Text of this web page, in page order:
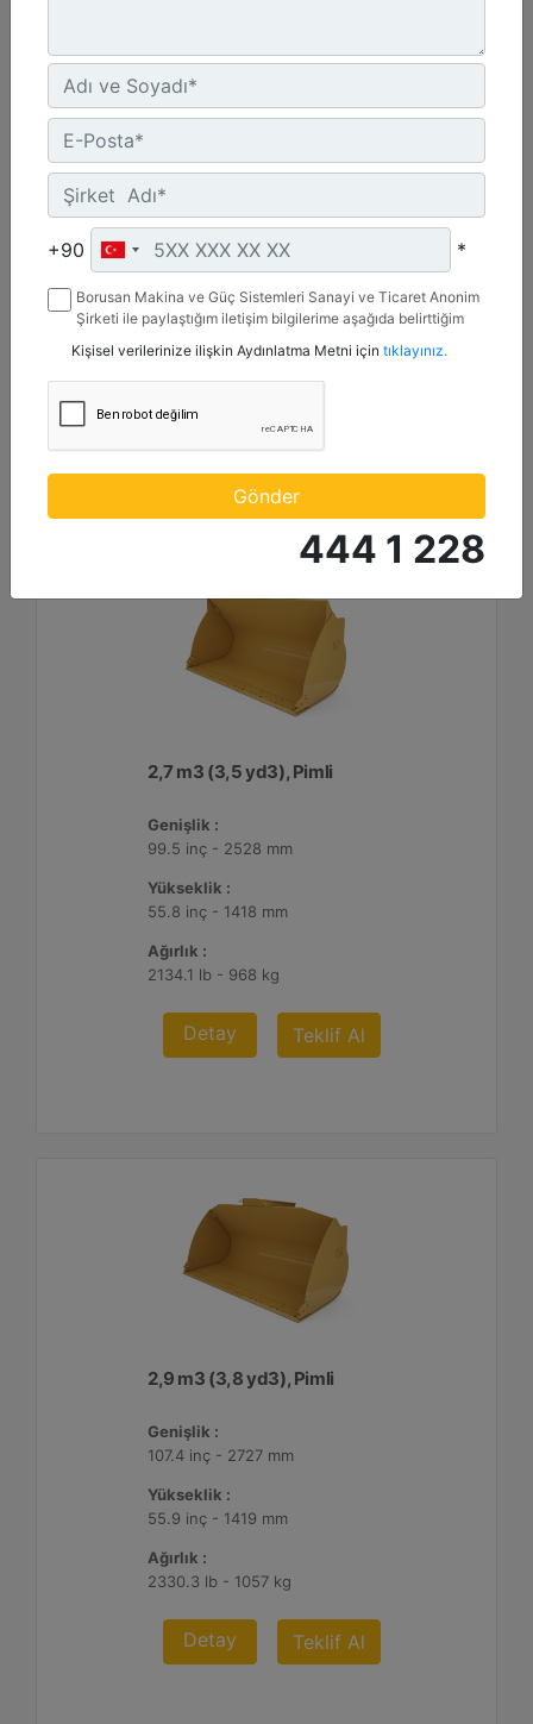
2,7 m3 (3,5 yd3), Pimli
Genişlik :
107.4 inç - 2727 mm
54.4 inç - 1381 mm
Ağırlık :
Detay Teklif Al
2,7 m3 (3,5 yd3), Pimli
Genişlik :
99.5 inç - 2528 mm
Yükseklik :
55.8 inç - 1418 mm
Ağırlık :
2134.1 lb - 968 kg
Detay Teklif Al
2,9 m3 (3,8 yd3), Pimli
Genişlik :
107.4 inç - 2727 mm
Yükseklik :
55.9 inç - 1419 mm
Ağırlık :
2330.3 lb - 1057 kg
Detay Teklif Al
+90 *
Borusan Makina ve Güç Sistemleri Sanayi ve Ticaret Anonim
Şirketi ile paylaştığım iletişim bilgilerime aşağıda belirttiğim
mesaj gönderilmesine izin veriyorum.
Kişisel verilerinize ilişkin Aydınlatma Metni için tıklayınız.
Gönder
444 1 228